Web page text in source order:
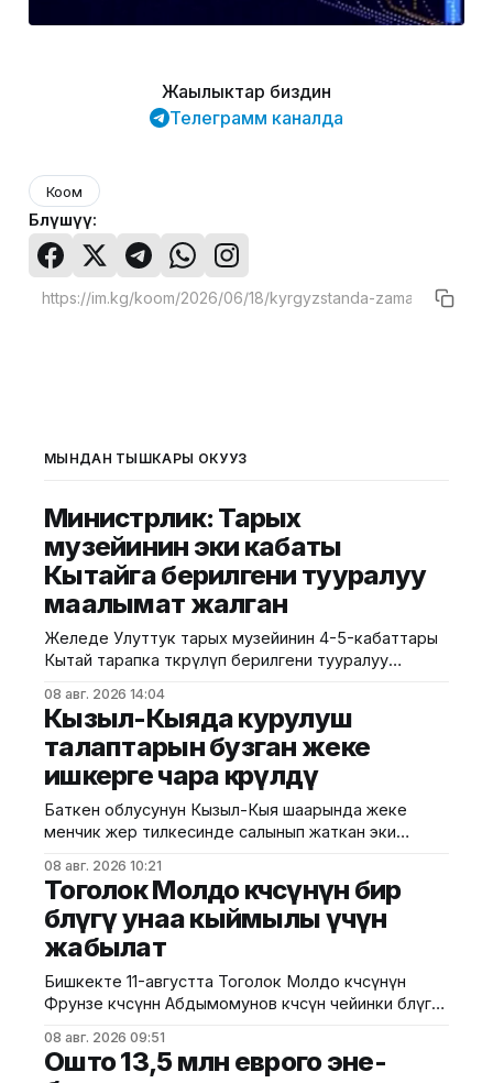
Жаңылыктар биздин
Телеграмм каналда
Коом
Бөлүшүү:
МЫНДАН ТЫШКАРЫ ОКУҢУЗ
Министрлик: Тарых
музейинин эки кабаты
Кытайга берилгени тууралуу
маалымат жалган
Желеде Улуттук тарых музейинин 4-5-кабаттары
Кытай тарапка өткөрүлүп берилгени тууралуу
Маданият, маалымат жана жаштар саясаты
министрлиги билдирди. Министрликтин
маалыматына караганда, музейдин эч бир бөлүгү
чет өлкөлүк мекемелерге менчикке, ижарага же
туруктуу пайдаланууга берилген эмес.
Белгилегендей, “Гармония сулуулукту жаратат:
Байыркы Кытай цивилизациясынын көркөм өнөр
08 авг. 2026 14:04
Кызыл-Кыяда курулуш
талаптарын бузган жеке
ишкерге чара көрүлдү
Баткен облусунун Кызыл-Кыя шаарында жеке
менчик жер тилкесинде салынып жаткан эки
бузуулар аныкталды. Бул тууралуу Курулуш,
архитектура жана турак жай-коммуналдык чарба
министрлигинин басма сөз кызматы билдирди.
Маалыматка ылайык, Кулатов көчөсүндө жайгашкан
жана долбоордук документтер таризделбестен
жүргүзүлгөн. Жер казууда
08 авг. 2026 10:21
Тоголок Молдо көчөсүнүн бир
бөлүгү унаа кыймылы үчүн
жабылат
Бишкекте 11-августта Тоголок Молдо көчөсүнүн
Фрунзе көчөсүнөн Абдымомунов көчөсүнө чейинки бөлүгү
мэриясынын билдиришкендей, аталган тилкеде
бул убакта курулуш иштери жүргүзүлөт. Ал эми
08 авг. 2026 09:51
Ошто 13,5 млн еврого эне-